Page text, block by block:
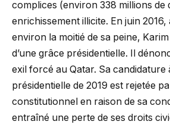
complices (environ 338 millions de
enrichissement illicite. En juin
environ la moitié de sa peine,
d’une grâce présidentielle. Il
exil forcé au Qatar. Sa candidature
présidentielle de 2019 est rejetée
constitutionnel en raison de sa
entraîné une perte de ses droits